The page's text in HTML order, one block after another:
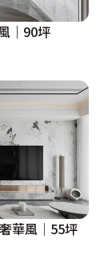
｜90坪
華風│55坪